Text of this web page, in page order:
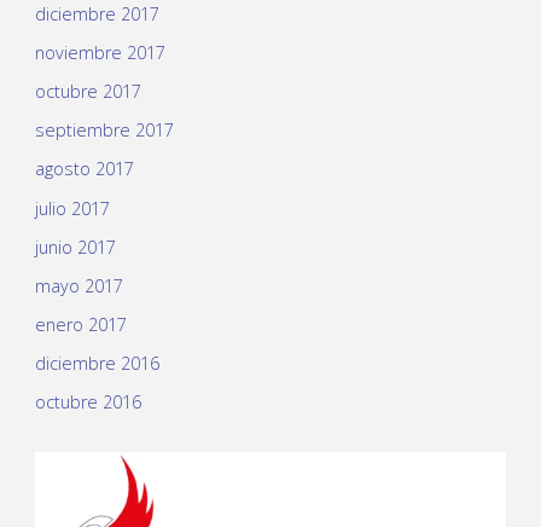
diciembre 2017
noviembre 2017
octubre 2017
septiembre 2017
agosto 2017
julio 2017
junio 2017
mayo 2017
enero 2017
diciembre 2016
octubre 2016